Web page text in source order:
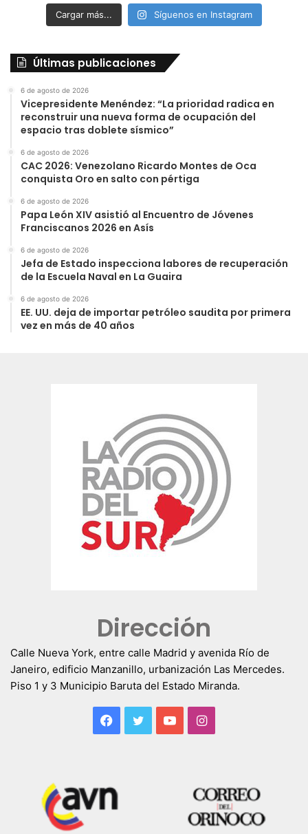
Cargar más... Síguenos en Instagram
Últimas publicaciones
6 de agosto de 2026
Vicepresidente Menéndez: “La prioridad radica en
reconstruir una nueva forma de ocupación del
espacio tras doblete sísmico”
6 de agosto de 2026
CAC 2026: Venezolano Ricardo Montes de Oca
conquista Oro en salto con pértiga
6 de agosto de 2026
Papa León XIV asistió al Encuentro de Jóvenes
Franciscanos 2026 en Asís
6 de agosto de 2026
Jefa de Estado inspecciona labores de recuperación
de la Escuela Naval en La Guaira
6 de agosto de 2026
EE. UU. deja de importar petróleo saudita por primera
vez en más de 40 años
Dirección
Calle Nueva York, entre calle Madrid y avenida Río de
Janeiro, edificio Manzanillo, urbanización Las Mercedes.
Piso 1 y 3 Municipio Baruta del Estado Miranda.
Facebook
TwitterYouTubeInstagram